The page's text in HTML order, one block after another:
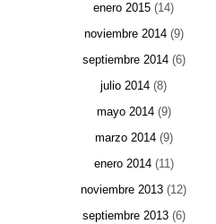
enero 2015 (14)
noviembre 2014(9)
septiembre 2014(6)
julio 2014 (8)
mayo 2014(9)
marzo 2014(9)
enero 2014(11)
noviembre 2013 (12)
septiembre 2013(6)